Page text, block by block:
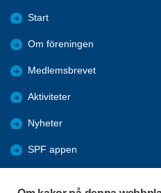
Start
Om föreningen
Medlemsbrevet
Aktiviteter
Nyheter
SPF appen